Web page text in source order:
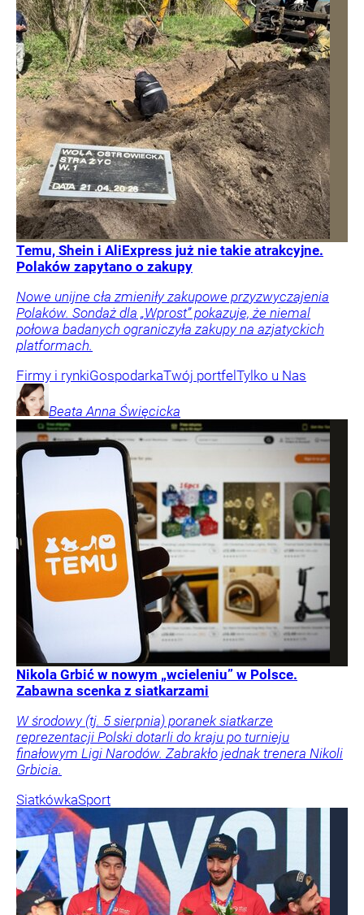
Temu, Shein i AliExpress już nie takie atrakcyjne.
Polaków zapytano o zakupy
Nowe unijne cła zmieniły zakupowe przyzwyczajenia
Polaków. Sondaż dla „Wprost” pokazuje, że niemal
połowa badanych ograniczyła zakupy na azjatyckich
platformach.
Firmy i rynkiGospodarkaTwój portfel Tylko u Nas
Beata Anna Święcicka
Nikola Grbić w nowym „wcieleniu” w Polsce.
Zabawna scenka z siatkarzami
W środowy (tj. 5 sierpnia) poranek siatkarze
reprezentacji Polski dotarli do kraju po turnieju
finałowym Ligi Narodów. Zabrakło jednak trenera Nikoli
Grbicia.
SiatkówkaSport